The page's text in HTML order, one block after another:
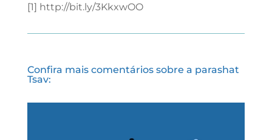
[1] http://bit.ly/3KkxwOO
Confira mais comentários sobre a parashat
Tsav: